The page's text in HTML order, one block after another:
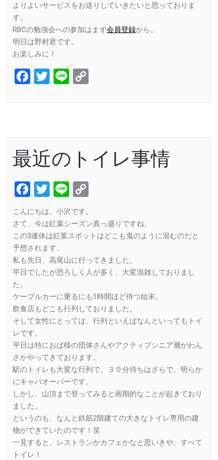
よりよいサービスをお送りしていきたいと思っておりま
す。
RBCの勉強会への参加はまず会員登録から。
明日は野村君です。
お楽しみに！
Facebook
Twitter
Line
最近のトイレ事情
Facebook
Twitter
Line
こんにちは。小沢です。
さて、今は紅葉シーズン真っ盛りですね。
この3連休は紅葉スポットはどこも鬼のように混むのだと
予想されます。
私も先日、高尾山に行ってきました。
平日でしたが恐ろしく人が多く、大変混雑しておりまし
た。
ケーブルカーに乗るにも1時間ほど待つ始末。
飲食店もどこも行列しておりました。
そして女性にとっては、行列といえばなんといってもトイ
レです。
平日は特におば様の団体さんやアクティブシニア層がわん
さかやってきております。
駅のトイレも大変な行列で、３０分待ちはざらで、明らか
にキャパオーバーです。
しかし、山頂まで登ってみると画期的なことが起きており
ました。
というのも、なんと鉄筋2階建ての大きなトイレ専用の建
物ができていたのです！笑
一見すると、レストランかカフェかなと思いきや、すべて
トイレ！